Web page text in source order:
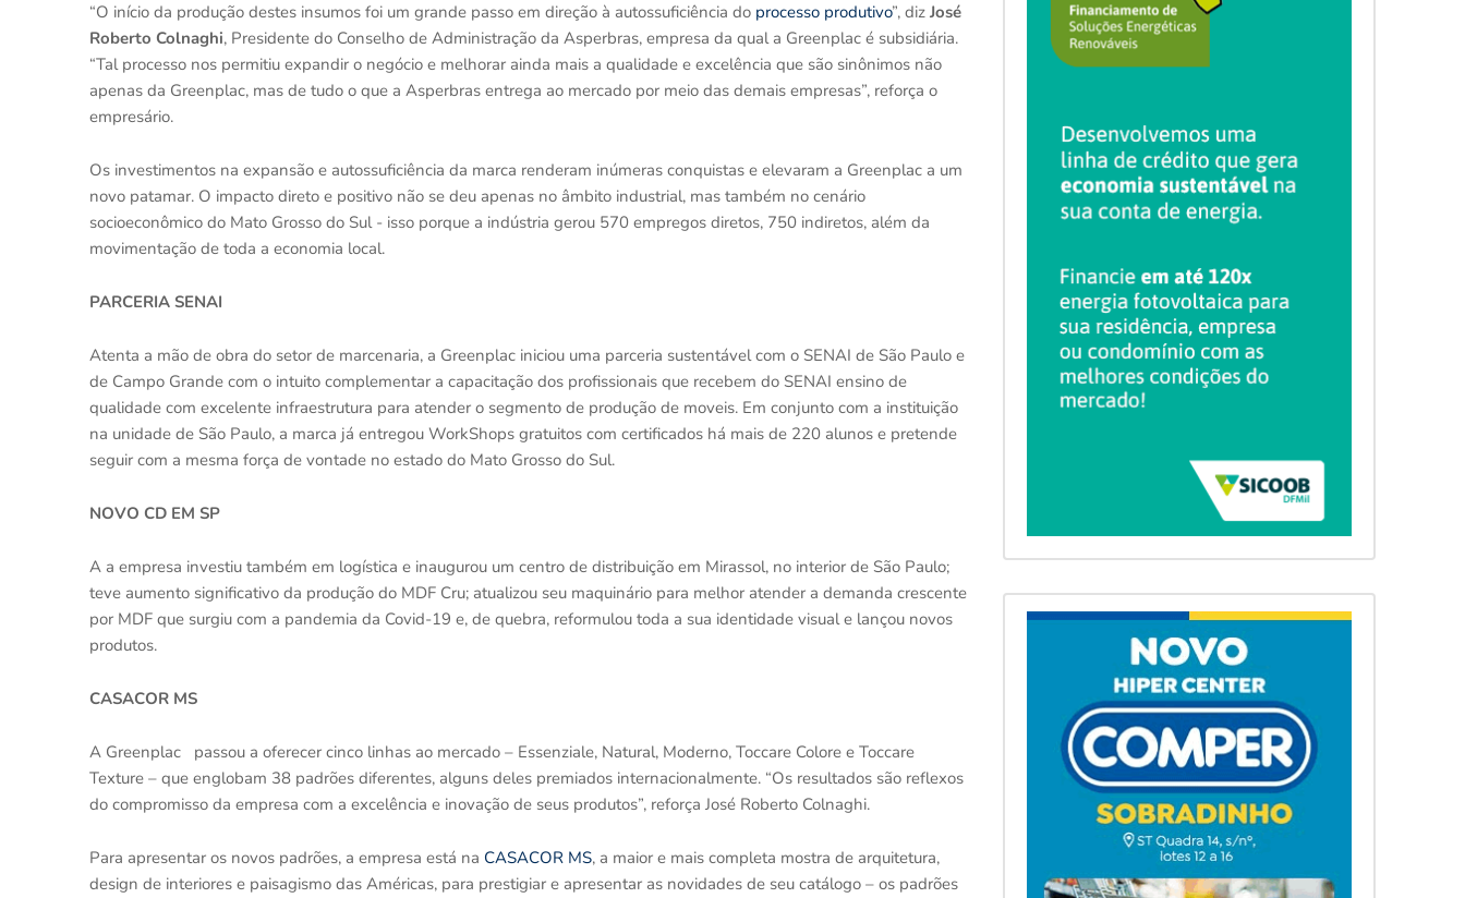
“O início da produção destes insumos foi um grande passo em direção à autossuficiência do processo produtivo”, diz José
Roberto Colnaghi, Presidente do Conselho de Administração da Asperbras, empresa da qual a Greenplac é subsidiária.
“Tal processo nos permitiu expandir o negócio e melhorar ainda mais a qualidade e excelência que são sinônimos não
apenas da Greenplac, mas de tudo o que a Asperbras entrega ao mercado por meio das demais empresas”, reforça o
empresário.
Os investimentos na expansão e autossuficiência da marca renderam inúmeras conquistas e elevaram a Greenplac a um
novo patamar. O impacto direto e positivo não se deu apenas no âmbito industrial, mas também no cenário
socioeconômico do Mato Grosso do Sul - isso porque a indústria gerou 570 empregos diretos, 750 indiretos, além da
movimentação de toda a economia local.
PARCERIA SENAI
Atenta a mão de obra do setor de marcenaria, a Greenplac iniciou uma parceria sustentável com o SENAI de São Paulo e
de Campo Grande com o intuito complementar a capacitação dos profissionais que recebem do SENAI ensino de
qualidade com excelente infraestrutura para atender o segmento de produção de moveis. Em conjunto com a instituição
na unidade de São Paulo, a marca já entregou WorkShops gratuitos com certificados há mais de 220 alunos e pretende
seguir com a mesma força de vontade no estado do Mato Grosso do Sul.
NOVO CD EM SP
A a empresa investiu também em logística e inaugurou um centro de distribuição em Mirassol, no interior de São Paulo;
teve aumento significativo da produção do MDF Cru; atualizou seu maquinário para melhor atender a demanda crescente
por MDF que surgiu com a pandemia da Covid-19 e, de quebra, reformulou toda a sua identidade visual e lançou novos
produtos.
CASACOR MS
A Greenplac passou a oferecer cinco linhas ao mercado – Essenziale, Natural, Moderno, Toccare Colore e Toccare
Texture – que englobam 38 padrões diferentes, alguns deles premiados internacionalmente. “Os resultados são reflexos
do compromisso da empresa com a excelência e inovação de seus produtos”, reforça José Roberto Colnaghi.
Para apresentar os novos padrões, a empresa está na CASACOR MS, a maior e mais completa mostra de arquitetura,
design de interiores e paisagismo das Américas, para prestigiar e apresentar as novidades de seu catálogo – os padrões